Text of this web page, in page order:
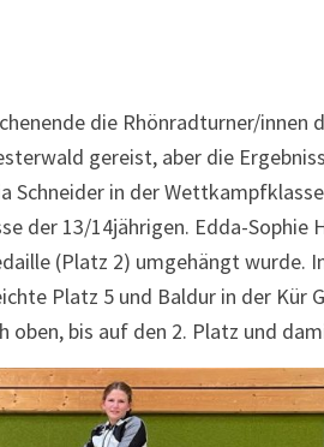
die Rhönradturner/innen
gereist, aber die
in der
der 13/14jährigen. Edda-Sophie
(Platz 2) umgehängt wurde.
Platz 5 und Baldur in der Kür
oben, bis auf den 2. Platz und